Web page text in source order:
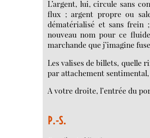
L’argent, lui, circule sans
flux ; argent propre ou
dématérialisé et sans frein
nouveau nom pour ce
marchande que j’imagine
Les valises de billets, quelle
par attachement
A votre droite, l’entrée du
P.-S.